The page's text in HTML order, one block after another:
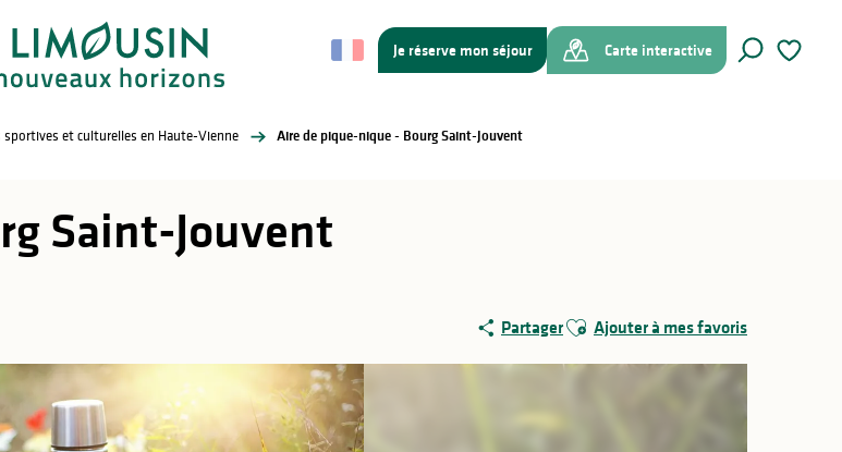
Je réserve mon séjour
Carte interactive
et culturelles en Haute-Vienne Aire de pique-nique - Bourg Saint-Jouvent
Saint-Jouvent
PartagerAjouter aux favoris
Ajouter à mes favoris